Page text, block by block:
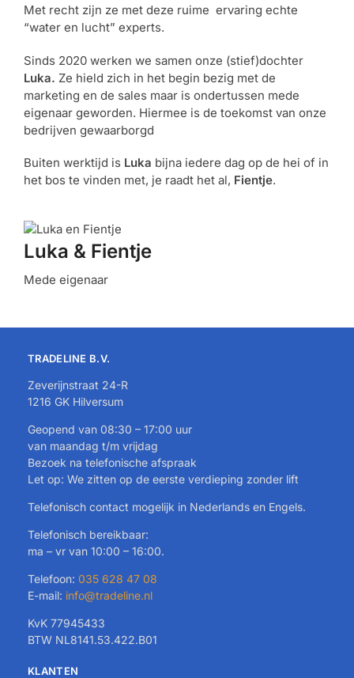
Met recht zijn ze met deze ruime ervaring echte
“water en lucht” experts.
Sinds 2020 werken we samen onze (stief)dochter
Luka. Ze hield zich in het begin bezig met de
marketing en de sales maar is ondertussen mede
eigenaar geworden. Hiermee is de toekomst van onze
bedrijven gewaarborgd
Buiten werktijd is Luka bijna iedere dag op de hei of in
het bos te vinden met, je raadt het al, Fientje.
Luka & Fientje
Mede eigenaar
TRADELINE B.V.
Zeverijnstraat 24-R
1216 GK Hilversum
Geopend van 08:30 – 17:00 uur
van maandag t/m vrijdag
Bezoek na telefonische afspraak
Let op: We zitten op de eerste verdieping zonder lift
Telefonisch contact mogelijk in Nederlands en Engels.
Telefonisch bereikbaar:
ma – vr van 10:00 – 16:00.
Telefoon: 035 628 47 08
E-mail: info@tradeline.nl
KvK 77945433
BTW NL8141.53.422.B01
KLANTEN